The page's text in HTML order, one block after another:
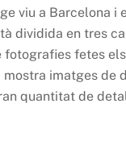
viu a Barcelona i
dividida en tres
fotografies fetes
mostra imatges de
quantitat de